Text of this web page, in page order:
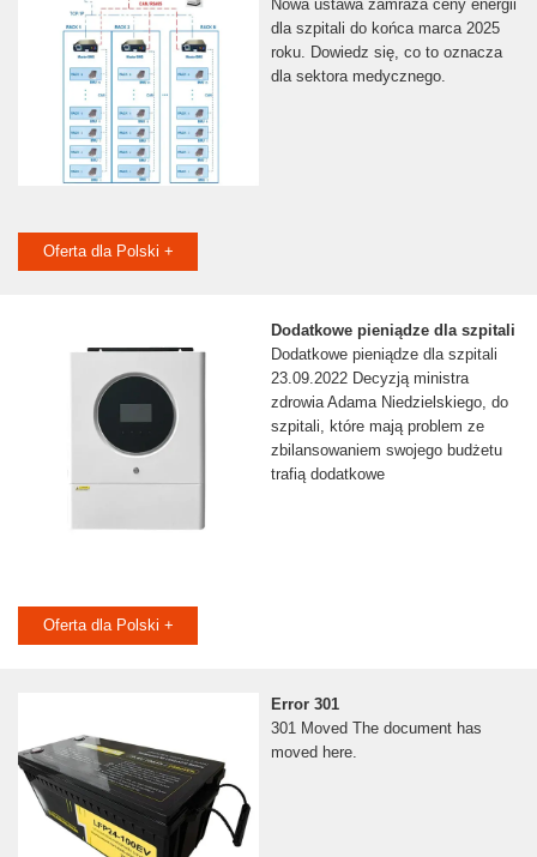
Nowa ustawa zamraża ceny energii
dla szpitali do końca marca 2025
roku. Dowiedz się, co to oznacza
dla sektora medycznego.
Oferta dla Polski +
Dodatkowe pieniądze dla szpitali
Dodatkowe pieniądze dla szpitali
23.09.2022 Decyzją ministra
zdrowia Adama Niedzielskiego, do
szpitali, które mają problem ze
zbilansowaniem swojego budżetu
trafią dodatkowe
Oferta dla Polski +
Error 301
301 Moved The document has
moved here.